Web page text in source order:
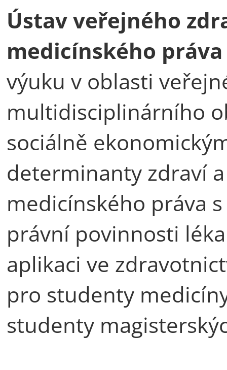
Ústav veřejného
medicínského práva
výuku v oblasti
multidisciplinárního
sociálně
determinanty zdraví
medicínského práva
právní povinnosti
aplikaci ve
pro studenty
studenty